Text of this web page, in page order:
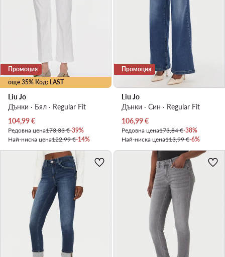
още 35% Код: LAST
Промоция
Liu Jo
Дънки · Бял · Regular Fit
Актуална цена
104,99€
Редовна цена173,33 €-39%
Най-ниска цена122,99 €-14%
Промоция
Liu Jo
Дънки · Син · Regular Fit
Актуална цена
106,99€
Редовна цена173,84 €-38%
Най-ниска цена113,99 €-6%